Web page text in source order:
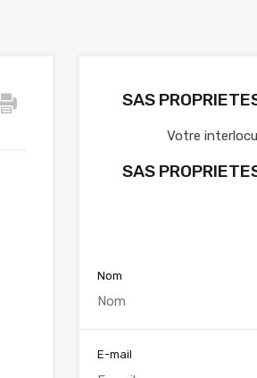
SAS
Votre
SAS
Nom
E-mail